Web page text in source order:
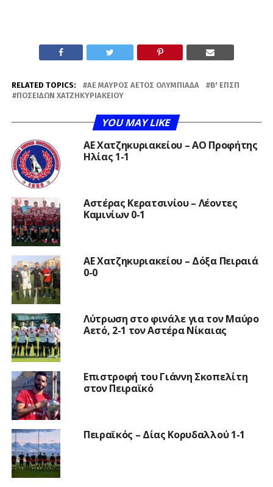
RELATED TOPICS: ΑΕ ΜΑΎΡΟΣ ΑΕΤΌΣ ΟΛΥΜΠΙΆΔΑ
Β' ΕΠΣΠ
ΠΟΣΕΙΔΏΝ ΧΑΤΖΗΚΥΡΙΑΚΕΊΟΥ
YOU MAY LIKE
ΑΕ Χατζηκυριακείου – ΑΟ Προφήτης
Ηλίας 1-1
Αστέρας Κερατσινίου – Λέοντες
Καμινίων 0-1
ΑΕ Χατζηκυριακείου – Δόξα Πειραιά
0-0
Λύτρωση στο φινάλε για τον Μαύρο
Αετό, 2-1 τον Αστέρα Νίκαιας
Επιστροφή του Γιάννη Σκοπελίτη
στον Πειραϊκό
Πειραϊκός – Δίας Κορυδαλλού 1-1